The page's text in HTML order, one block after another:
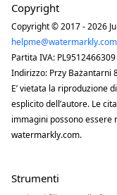
Copyright
Copyright © 2017 - 2026
helpme@watermarkly.com
Partita IVA: PL9512466309
Indirizzo: Przy Bażantarni
E’ vietata la riproduzione
esplicito dell’autore. Le
immagini possono essere
watermarkly.com.
Strumenti